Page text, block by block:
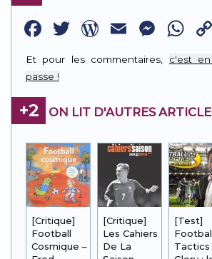
Facebook
Twitter
WordPress
Email
Et pour les commentaires, c'est
passe !
+2 ON LIT D'AUTRES
[Critique]
Football
Cosmique –
[Critique]
Les Cahiers
De La
[Test]
Tactics